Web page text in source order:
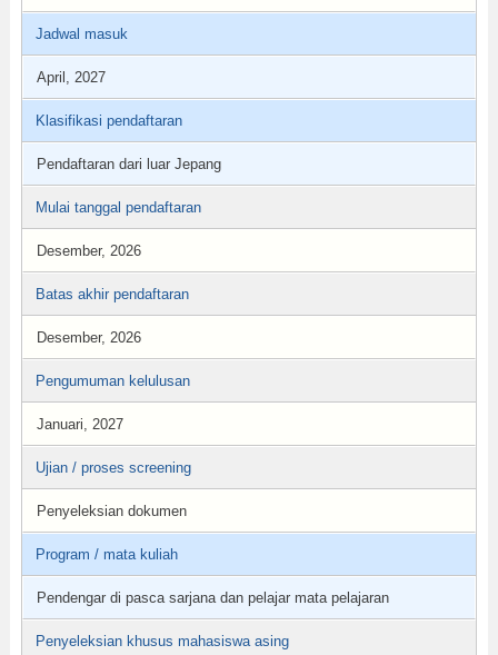
Jadwal masuk
April, 2027
Klasifikasi pendaftaran
Pendaftaran dari luar Jepang
Mulai tanggal pendaftaran
Desember, 2026
Batas akhir pendaftaran
Desember, 2026
Pengumuman kelulusan
Januari, 2027
Ujian / proses screening
Penyeleksian dokumen
Program / mata kuliah
Pendengar di pasca sarjana dan pelajar mata pelajaran
Penyeleksian khusus mahasiswa asing